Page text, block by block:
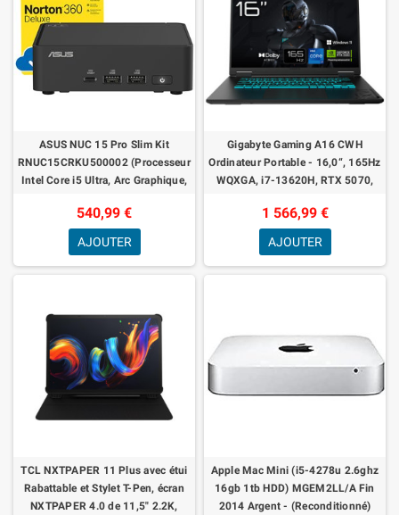
ASUS NUC 15 Pro Slim Kit
RNUC15CRKU500002 (Processeur
Intel Core i5 Ultra, Arc Graphique,
système d'
540,99 €
AJOUTER
Gigabyte Gaming A16 CWH
Ordinateur Portable - 16,0“, 165Hz
WQXGA, i7-13620H, RTX 5070,
11Home, Gara
1 566,99 €
AJOUTER
TCL NXTPAPER 11 Plus avec étui
Rabattable et Stylet T-Pen, écran
NXTPAPER 4.0 de 11,5" 2.2K,
Apple Mac Mini (i5-4278u 2.6ghz
16gb 1tb HDD) MGEM2LL/A Fin
2014 Argent - (Reconditionné)